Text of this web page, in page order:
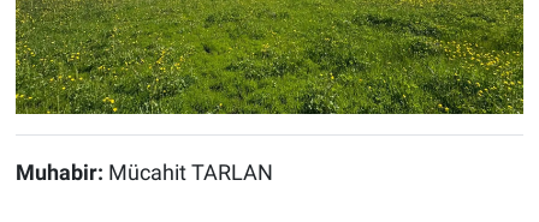
Muhabir: Mücahit TARLAN